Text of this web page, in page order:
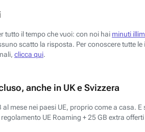
tutto il tempo che vuoi: con noi hai minuti
scatto la risposta. Per conoscere tutte
clicca qui.
anche in UK e Svizzera
al mese nei paesi UE, proprio come a casa.
UE Roaming + 25 GB extra